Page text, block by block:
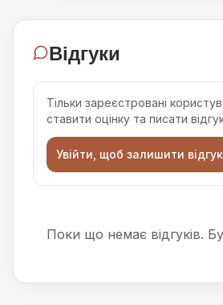
Відгуки
Тільки зареєстровані
ставити оцінку та писати
Увійти, щоб залишити відгук
Поки що немає відгуків.